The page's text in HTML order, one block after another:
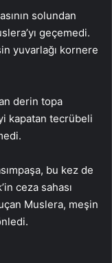
solundan
geçemedi.
yuvarlağı kornere
derin topa
kapatan tecrübeli
bu kez de
ceza sahası
Muslera, meşin